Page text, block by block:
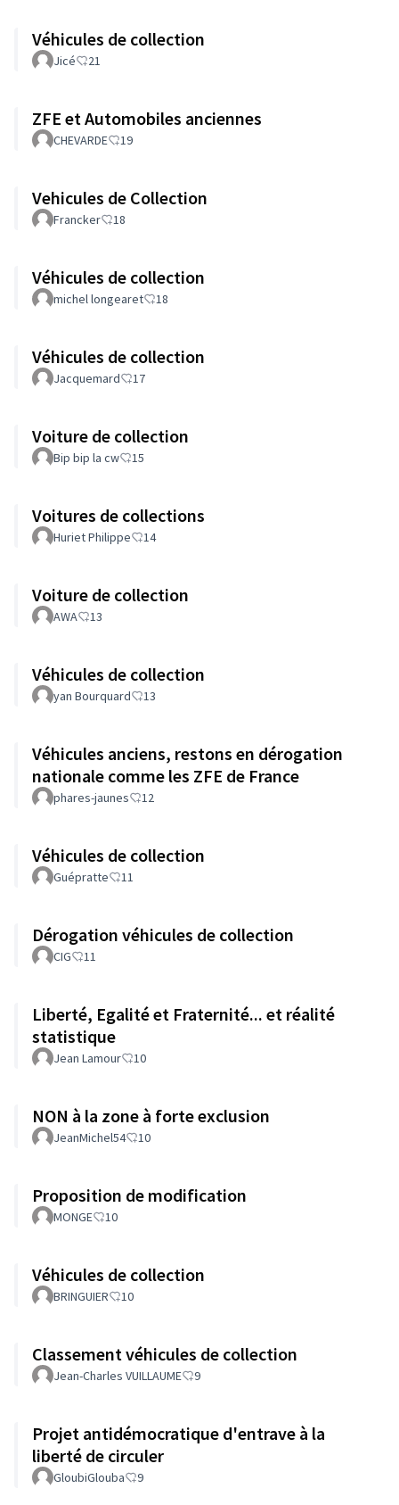
Véhicules de collection
Jicé 21
ZFE et Automobiles anciennes
CHEVARDE 19
Vehicules de Collection
Francker 18
Véhicules de collection
michel longearet 18
Véhicules de collection
Jacquemard 17
Voiture de collection
Bip bip la cw 15
Voitures de collections
Huriet Philippe 14
Voiture de collection
AWA 13
Véhicules de collection
yan Bourquard 13
Véhicules anciens, restons en dérogation
nationale comme les ZFE de France
phares-jaunes 12
Véhicules de collection
Guépratte 11
Dérogation véhicules de collection
CIG 11
Liberté, Egalité et Fraternité... et réalité
statistique
Jean Lamour 10
NON à la zone à forte exclusion
JeanMichel54 10
Proposition de modification
MONGE 10
Véhicules de collection
BRINGUIER 10
Classement véhicules de collection
Jean-Charles VUILLAUME 9
Projet antidémocratique d'entrave à la
liberté de circuler
GloubiGlouba 9